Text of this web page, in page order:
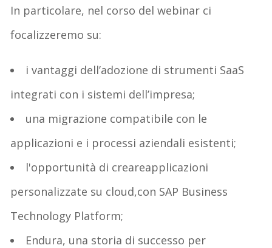
In particolare, nel corso del webinar ci
focalizzeremo su:
ivantaggi dell’adozione di strumenti SaaS
integrati con i sistemi dell’impresa;
una migrazione compatibile con le
applicazioni e i processi aziendali esistenti;
l'opportunità di creareapplicazioni
personalizzate su cloud,con SAP Business
Technology Platform;
Endura, una storia di successo per